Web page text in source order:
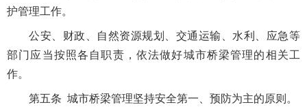
护管理工作。
公安、财政、自然资源规划、交通运输、水利、应急等
部门应当按照各自职责，依法做好城市桥梁管理的相关工
作。
第五条 城市桥梁管理坚持安全第一、预防为主的原则。